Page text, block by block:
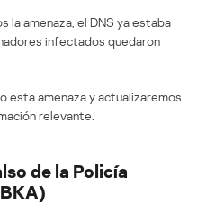
la amenaza, el DNS ya estaba
infectados quedaron
esta amenaza y actualizaremos
relevante.
de la Policía